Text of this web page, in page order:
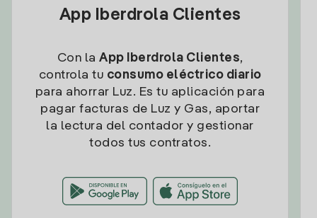
App Iberdrola Clientes
Con la App Iberdrola Clientes,
controla tu consumo eléctrico diario
para ahorrar Luz. Es tu aplicación para
pagar facturas de Luz y Gas, aportar
la lectura del contador y gestionar
todos tus contratos.